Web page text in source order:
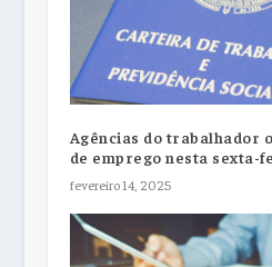
Agências do trabalhador
de emprego nesta sexta-
fevereiro 14, 2025